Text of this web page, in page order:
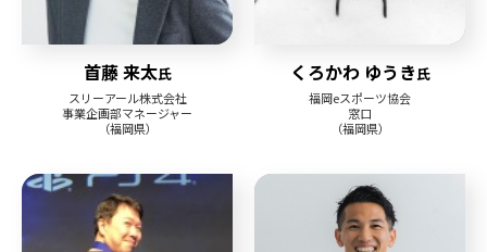
首藤 来太氏
スリーアール株式会社
事業企画部マネージャー
（福岡県）
くろかわ ゆうき氏
福岡eスポーツ協会
窓口
（福岡県）